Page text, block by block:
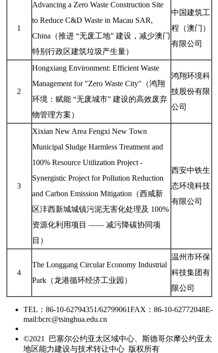
1
Advancing a Zero Waste Construction Site
to Reduce C&D Waste in Macau SAR,
China（推进 “无废工地” 建设，减少澳门
特别行政区建筑垃圾产生量）
中国建筑工
程（澳门）
有限公司
2
Hongxiang Environment: Efficient Waste
Management for "Zero Waste City"（鸿翔
环境：赋能 “无废城市” 建设的高效废弃
物管理方案）
鸿翔环境科
技股份有限
公司
3
Xixian New Area Fengxi New Town
Municipal Sludge Harmless Treatment and
100% Resource Utilization Project -
Synergistic Project for Pollution Reduction
and Carbon Emission Mitigation（西咸新
区沣西新城城镇污泥无害化处理及 100%
资源化利用项目 —— 减污降碳协同项
目）
西安中铁生
态环境科技
有限公司
4
The Longgang Circular Economy Industrial
Park（龙港循环经济工业园）
温州市环保
科技集团有
限公司
TEL：86-10-62794351/62799061FAX：86-10-62772048E-
mail:bcrc@tsinghua.edu.cn
©2021 巴塞尔公约亚太区域中心、斯德哥尔摩公约亚太
地区能力建设与技术转让中心 版权所有